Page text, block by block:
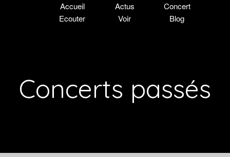
Accueil Actus
Concert
Ecouter
Voir Blog
Concerts passés